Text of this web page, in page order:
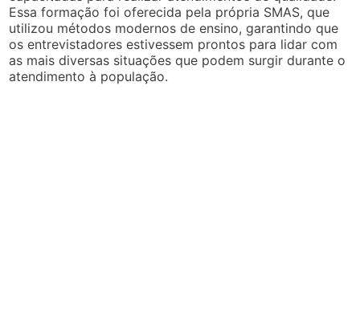
Essa formação foi oferecida pela própria SMAS, que
utilizou métodos modernos de ensino, garantindo que
os entrevistadores estivessem prontos para lidar com
as mais diversas situações que podem surgir durante o
atendimento à população.